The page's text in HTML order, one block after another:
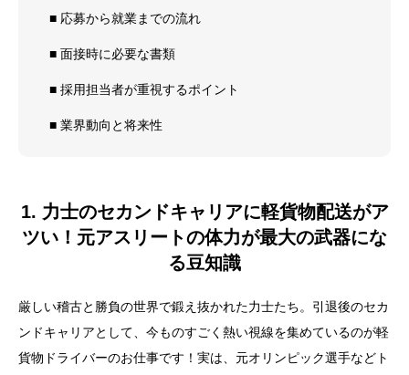
■ 応募から就業までの流れ
■ 面接時に必要な書類
■ 採用担当者が重視するポイント
■ 業界動向と将来性
1. 力士のセカンドキャリアに軽貨物配送がア
ツい！元アスリートの体力が最大の武器にな
る豆知識
厳しい稽古と勝負の世界で鍛え抜かれた力士たち。引退後のセカ
ンドキャリアとして、今ものすごく熱い視線を集めているのが軽
貨物ドライバーのお仕事です！実は、元オリンピック選手などト